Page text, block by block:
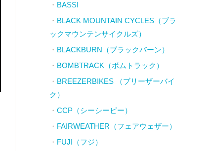
BASSI
BLACK MOUNTAIN CYCLES（ブラ
ックマウンテンサイクルズ）
BLACKBURN（ブラックバーン）
BOMBTRACK（ボムトラック）
BREEZERBIKES （ブリーザーバイ
ク）
CCP（シーシーピー）
FAIRWEATHER（フェアウェザー）
FUJI（フジ）